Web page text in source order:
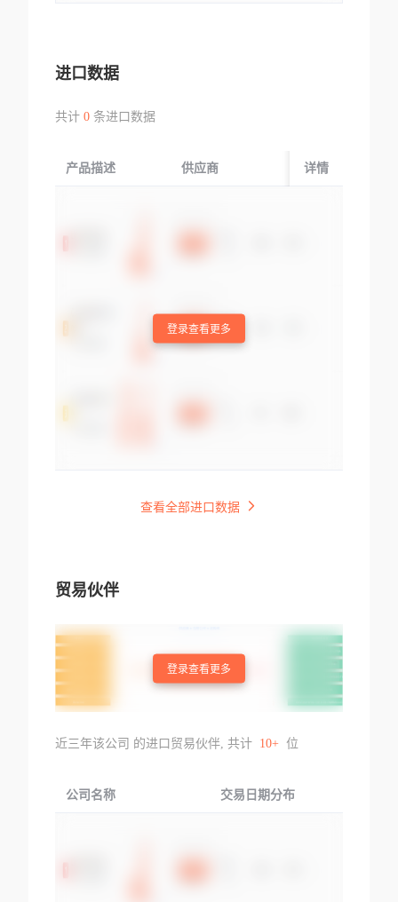
进口数据
共计 0条进口数据
产品描述 供应商 起运国/地区
详情
登录查看更多
查看全部进口数据
贸易伙伴
登录查看更多
近三年该公司 的进口贸易伙伴, 共计 10+ 位
公司名称 交易日期分布